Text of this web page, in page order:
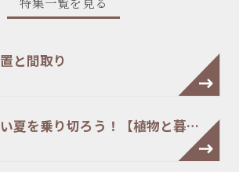
と間取り
夏を乗り切ろう！【植物と暮…